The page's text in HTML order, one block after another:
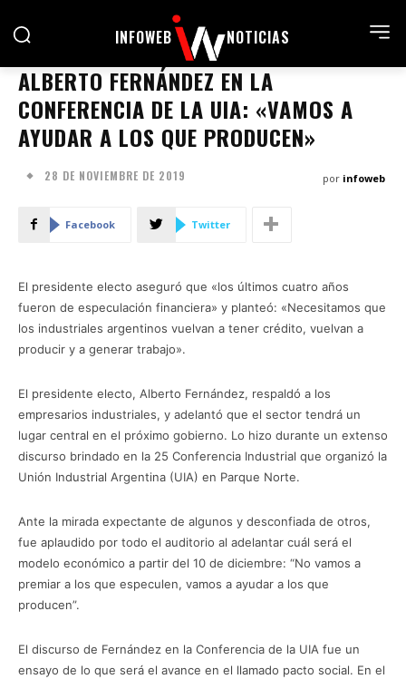
INFOWEB NOTICIAS
ALBERTO FERNÁNDEZ EN LA
CONFERENCIA DE LA UIA: «VAMOS A
AYUDAR A LOS QUE PRODUCEN»
28 DE NOVIEMBRE DE 2019 por infoweb
Facebook Twitter
El presidente electo aseguró que «los últimos cuatro años
fueron de especulación financiera» y planteó: «Necesitamos que
los industriales argentinos vuelvan a tener crédito, vuelvan a
producir y a generar trabajo».
El presidente electo, Alberto Fernández, respaldó a los
empresarios industriales, y adelantó que el sector tendrá un
lugar central en el próximo gobierno. Lo hizo durante un extenso
discurso brindado en la 25 Conferencia Industrial que organizó la
Unión Industrial Argentina (UIA) en Parque Norte.
Ante la mirada expectante de algunos y desconfiada de otros,
fue aplaudido por todo el auditorio al adelantar cuál será el
modelo económico a partir del 10 de diciembre: “No vamos a
premiar a los que especulen, vamos a ayudar a los que
producen”.
El discurso de Fernández en la Conferencia de la UIA fue un
ensayo de lo que será el avance en el llamado pacto social. En el